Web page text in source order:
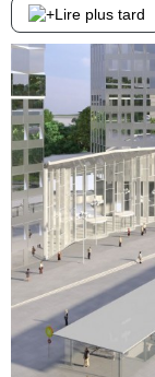
Lire plus tard